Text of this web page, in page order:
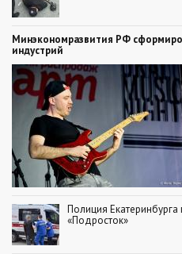
Минэкономразвития РФ
индустрий
Полиция
«Подросток»